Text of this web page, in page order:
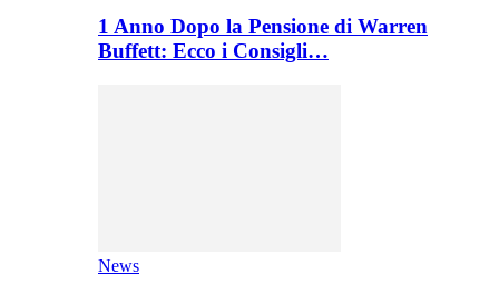
1 Anno Dopo la Pensione di Warren
Buffett: Ecco i Consigli…
News